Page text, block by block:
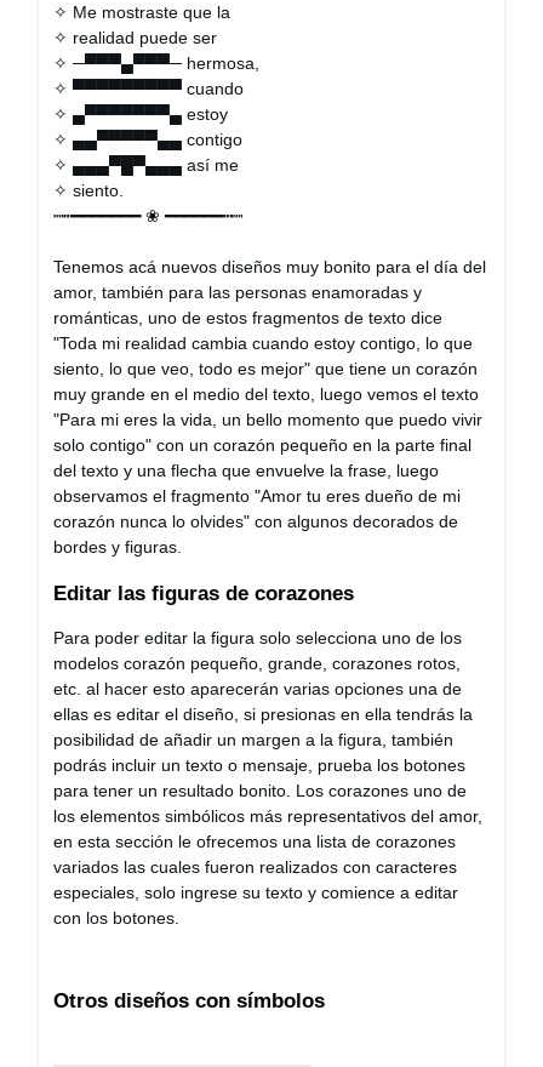
✧ Me mostraste que la
✧ realidad puede ser
✧ ─▀▀▀▄▀▀▀─ hermosa,
✧ ▀▀▀▀▀▀▀▀▀ cuando
✧ ▄▀▀▀▀▀▀▀▄ estoy
✧ ▄▄▀▀▀▀▀▄▄ contigo
✧ ▄▄▄▀█▀▄▄▄ así me
✧ siento.
┉┅━━━━━━━ ❀ ━━━━━━┅┉
Tenemos acá nuevos diseños muy bonito para el día del
amor, también para las personas enamoradas y
románticas, uno de estos fragmentos de texto dice
"Toda mi realidad cambia cuando estoy contigo, lo que
siento, lo que veo, todo es mejor" que tiene un corazón
muy grande en el medio del texto, luego vemos el texto
"Para mi eres la vida, un bello momento que puedo vivir
solo contigo" con un corazón pequeño en la parte final
del texto y una flecha que envuelve la frase, luego
observamos el fragmento "Amor tu eres dueño de mi
corazón nunca lo olvides" con algunos decorados de
bordes y figuras.
Editar las figuras de corazones
Para poder editar la figura solo selecciona uno de los
modelos corazón pequeño, grande, corazones rotos,
etc. al hacer esto aparecerán varias opciones una de
ellas es editar el diseño, si presionas en ella tendrás la
posibilidad de añadir un margen a la figura, también
podrás incluir un texto o mensaje, prueba los botones
para tener un resultado bonito. Los corazones uno de
los elementos simbólicos más representativos del amor,
en esta sección le ofrecemos una lista de corazones
variados las cuales fueron realizados con caracteres
especiales, solo ingrese su texto y comience a editar
con los botones.
Otros diseños con símbolos